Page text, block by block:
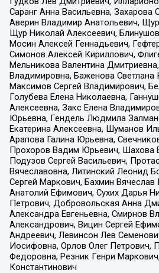
Саранг Анна Васильевна, Захарова
Аверин Владимир Анатольевич,
Щур Николай Алексеевич,
Мосин Алексей Геннадьевич,
Симонов Алексей Кириллович,
Мельникова Валентина
Владимировна, Баженова Светлана
Максимов Сергей Владимирович,
Голубева Елена Николаевна,
Алексеевна, Закс Елена
Юрьевна, Гендель Людмила
Екатерина Алексеевна, Шуманов
Арапова Галина Юрьевна,
Прохоров Вадим Юрьевич, Шахова
Подузов Сергей Васильевич,
Вячеславовна, Литинский Леонид
Сергей Маркович, Бахмин
Анатолий Ефимович, Сухих Дарья
Петрович, Добровольская Анна
Александра Евгеньевна, Смирнов
Александрович, Вицин Сергей
Андреевич, Левинсон Лев
Иосифовна, Орлов Олег Петрович,
Федоровна, Резник Генри
Константинович